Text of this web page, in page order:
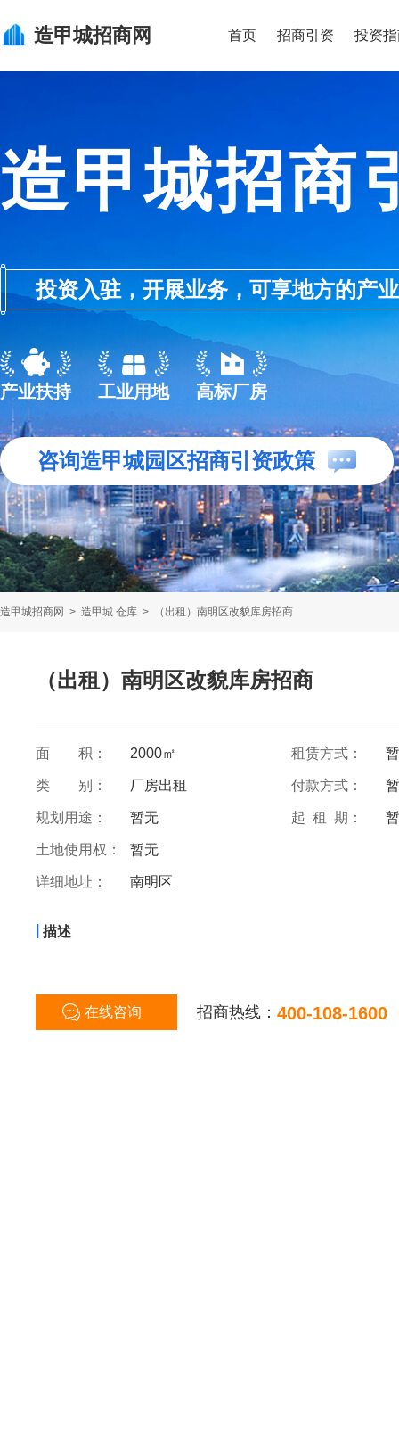
造甲城招商网 首页 招商引资 投资
造甲城招商
投资入驻，开展业务，可享地方的产
产业扶持 工业用地 高标厂房
咨询造甲城园区招商引资政策
造甲城招商网 > 造甲城 仓库 > （出租）南明区改貌库房招商
（出租）南明区改貌库房招商
面 积： 2000㎡ 租赁方式：
类 别： 厂房出租 付款方式：
规划用途： 暂无 起 租 期：
土地使用权： 暂无
详细地址： 南明区
描述
在线咨询 招商热线： 400-108-1600